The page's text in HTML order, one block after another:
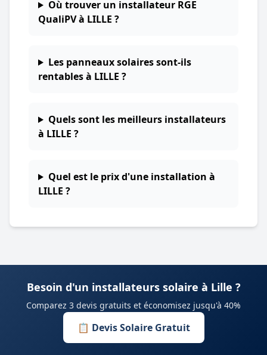
Où trouver un installateur RGE
QualiPV à LILLE ?
Les panneaux solaires sont-ils
rentables à LILLE ?
Quels sont les meilleurs installateurs
à LILLE ?
Quel est le prix d'une installation à
LILLE ?
Besoin d'un installateurs solaire à Lille ?
Comparez 3 devis gratuits et économisez jusqu'à 40%
📋 Devis Solaire Gratuit